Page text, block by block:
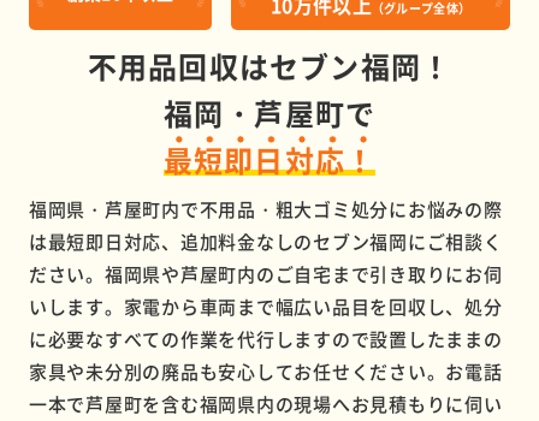
（グループ全体）
不用品回収はセブン福岡！
福岡・芦屋町で
最短即日対応！
福岡県・芦屋町内で不用品・粗大ゴミ処分にお悩みの際
は最短即日対応、追加料金なしのセブン福岡にご相談く
ださい。福岡県や芦屋町内のご自宅まで引き取りにお伺
いします。家電から車両まで幅広い品目を回収し、処分
に必要なすべての作業を代行しますので設置したままの
家具や未分別の廃品も安心してお任せください。お電話
一本で芦屋町を含む福岡県内の現場へお見積もりに伺い